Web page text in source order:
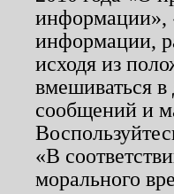
информации»,
информации,
исходя из
вмешиваться в
сообщений и
«В
морального